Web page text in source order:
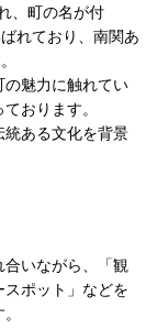
、町の名が付
れており、南関あ
魅力に触れてい
おります。
統ある文化を背景
いながら、「観
ポット」などを